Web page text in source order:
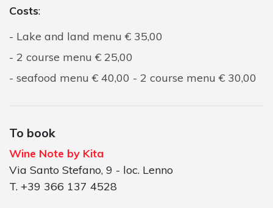
Costs:
Lake and land menu € 35,00
2 course menu € 25,00
seafood menu € 40,00 - 2 course menu € 30,00
To book
Wine Note by Kita
Via Santo Stefano, 9 - loc. Lenno
T. +39 366 137 4528